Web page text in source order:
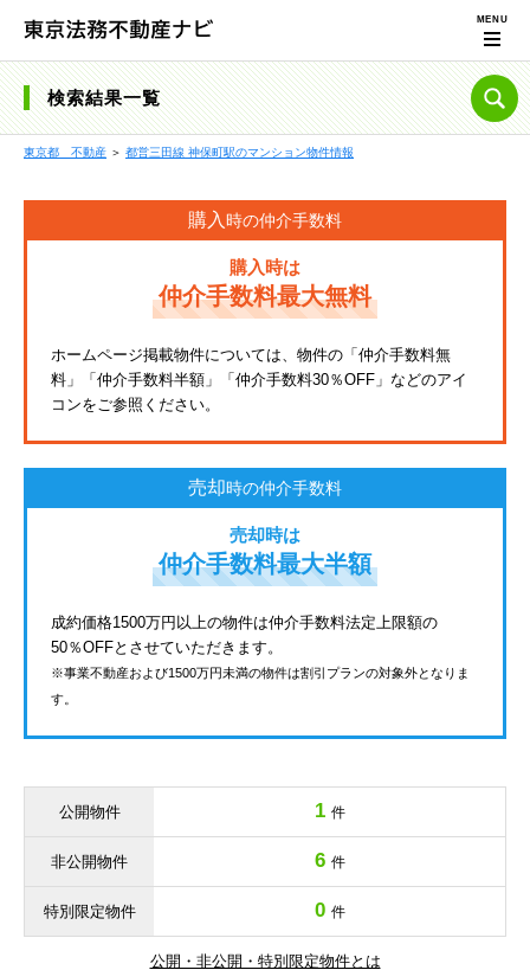
検索結果一覧
東京都 不動産 ＞ 都営三田線 神保町駅のマンション物件情報
購入時の仲介手数料
購入時は
仲介手数料最大無料
ホームページ掲載物件については、物件の「仲介手数料無
料」「仲介手数料半額」「仲介手数料30％OFF」などのアイ
コンをご参照ください。
売却時の仲介手数料
売却時は
仲介手数料最大半額
成約価格1500万円以上の物件は仲介手数料法定上限額の
50％OFFとさせていただきます。
※事業不動産および1500万円未満の物件は割引プランの対象外となりま
す。
公開物件 1 件
非公開物件 6 件
特別限定物件 0 件
公開・非公開・特別限定物件とは